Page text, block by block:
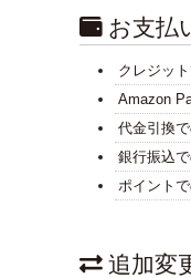
お支払
クレジッ
Amazon
代金引換
銀行振込
ポイント
追加変